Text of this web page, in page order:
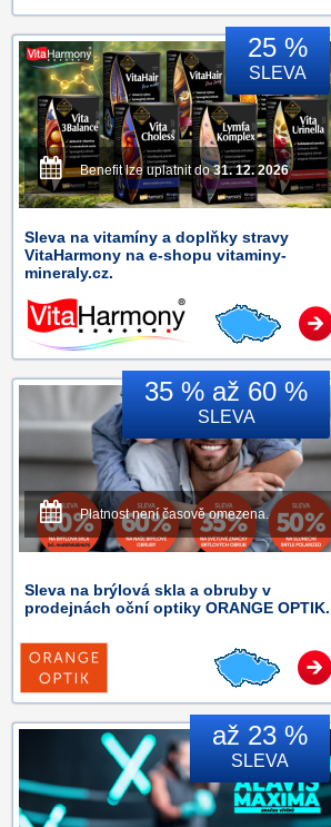
25 %
SLEVA
Benefit lze uplatnit do31. 12. 2026
Sleva na vitamíny a doplňky stravy
VitaHarmony na e-shopu vitaminy-
mineraly.cz.
35 % až 60 %
SLEVA
Platnost není časově omezena.
Sleva na brýlová skla a obruby v
prodejnách oční optiky ORANGE OPTIK.
až 23 %
SLEVA